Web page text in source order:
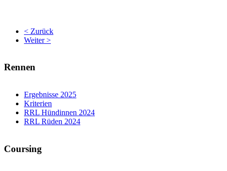
< Zurück
Weiter >
Rennen
Ergebnisse 2025
Kriterien
RRL Hündinnen 2024
RRL Rüden 2024
Coursing